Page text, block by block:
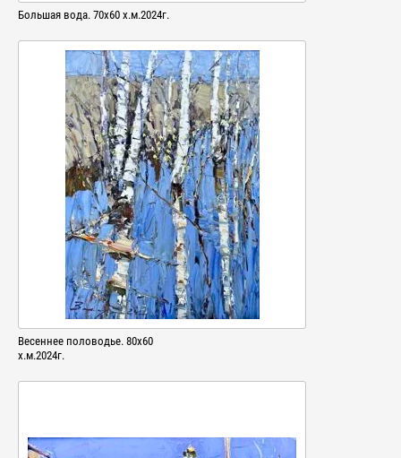
Большая вода. 70х60 х.м.2024г.
Весеннее половодье. 80х60
х.м.2024г.